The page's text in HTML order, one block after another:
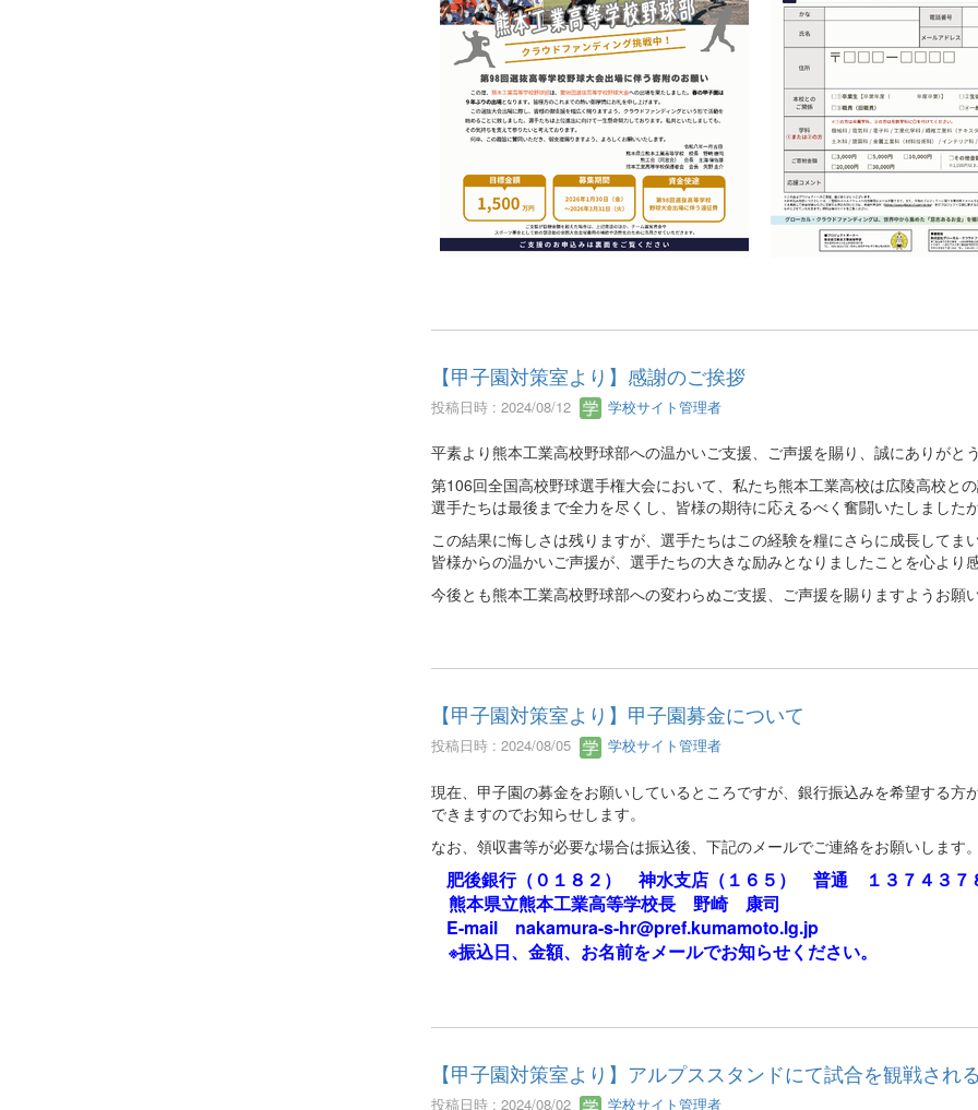
【甲子園対策室より】感謝のご挨拶
投稿日時 : 2024/08/12 学校サイト管理者
平素より熊本工業高校野球部への温かいご支援、ご声援を賜り、誠にありがと
第106回全国高校野球選手権大会において、私たち熊本工業高校は広陵高校と
選手たちは最後まで全力を尽くし、皆様の期待に応えるべく奮闘いたしました
この結果に悔しさは残りますが、選手たちはこの経験を糧にさらに成長してまい
皆様からの温かいご声援が、選手たちの大きな励みとなりましたことを心より
今後とも熊本工業高校野球部への変わらぬご支援、ご声援を賜りますようお願
【甲子園対策室より】甲子園募金について
投稿日時 : 2024/08/05 学校サイト管理者
現在、甲子園の募金をお願いしているところですが、銀行振込みを希望する
できますのでお知らせします。
なお、領収書等が必要な場合は振込後、下記のメールでご連絡をお願いします。
肥後銀行（０１８２） 神水支店（１６５） 普通 １３７４３７
熊本県立熊本工業高等学校長 野崎 康司
E-mail nakamura-s-hr@pref.kumamoto.lg.jp
※振込日、金額、お名前をメールでお知らせください。
【甲子園対策室より】アルプススタンドにて試合を観戦され
投稿日時 : 2024/08/02 学校サイト管理者